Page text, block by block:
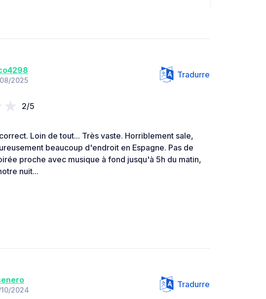
2025
Tradurre
2/5
Loin de tout... Très vaste. Horriblement sale,
beaucoup d'endroit en Espagne. Pas de
proche avec musique à fond jusqu'à 5h du matin,
nuit...
2024
Tradurre